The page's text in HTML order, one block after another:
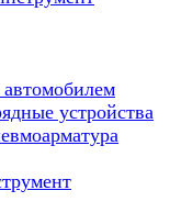
устройства